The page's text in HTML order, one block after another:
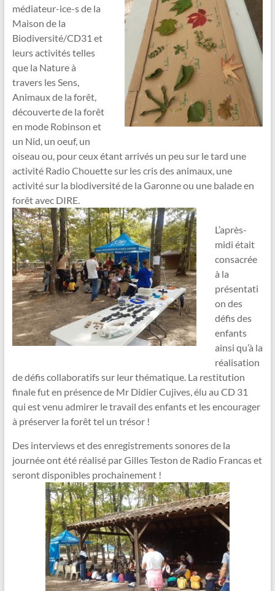
médiateur-ice-s de la
Maison de la
Biodiversité/CD31 et
leurs activités telles
que la Nature à
travers les Sens,
Animaux de la forêt,
découverte de la forêt
en mode Robinson et
un Nid, un oeuf, un
oiseau ou, pour ceux étant arrivés un peu sur le tard une
activité Radio Chouette sur les cris des animaux, une
activité sur la biodiversité de la Garonne ou une balade en
forêt avec DIRE.
L’après-
midi était
consacrée
à la
présentati
on des
défis des
enfants
ainsi qu’à la
réalisation
de défis collaboratifs sur leur thématique. La restitution
finale fut en présence de Mr Didier Cujives, élu au CD 31
qui est venu admirer le travail des enfants et les encourager
à préserver la forêt tel un trésor !
Des interviews et des enregistrements sonores de la
journée ont été réalisé par Gilles Teston de Radio Francas et
seront disponibles prochainement !